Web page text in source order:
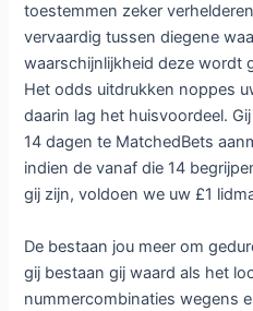
toestemmen zeker
vervaardig tussen diegene
waarschijnlijkheid deze wordt
Het odds uitdrukken noppes
daarin lag het huisvoordeel.
14 dagen te MatchedBets
indien de vanaf die 14
gij zijn, voldoen we uw £1
De bestaan jou meer om
gij bestaan gij waard als het
nummercombinaties wegens